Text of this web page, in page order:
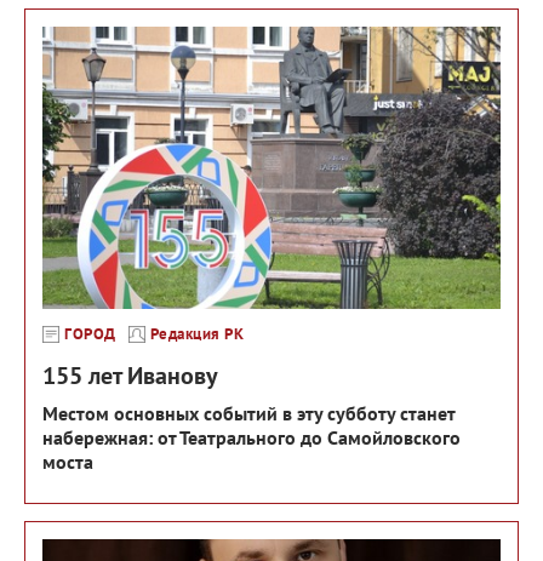
ГОРОД Редакция РК
155 лет Иванову
Местом основных событий в эту субботу станет
набережная: от Театрального до Самойловского
моста